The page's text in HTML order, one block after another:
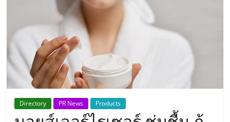
ประเทศไทย,
ThaiSMEsCenter,
รวม
ธุรกิจ
Directory PR News Products